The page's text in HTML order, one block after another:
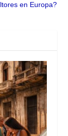
en Europa?